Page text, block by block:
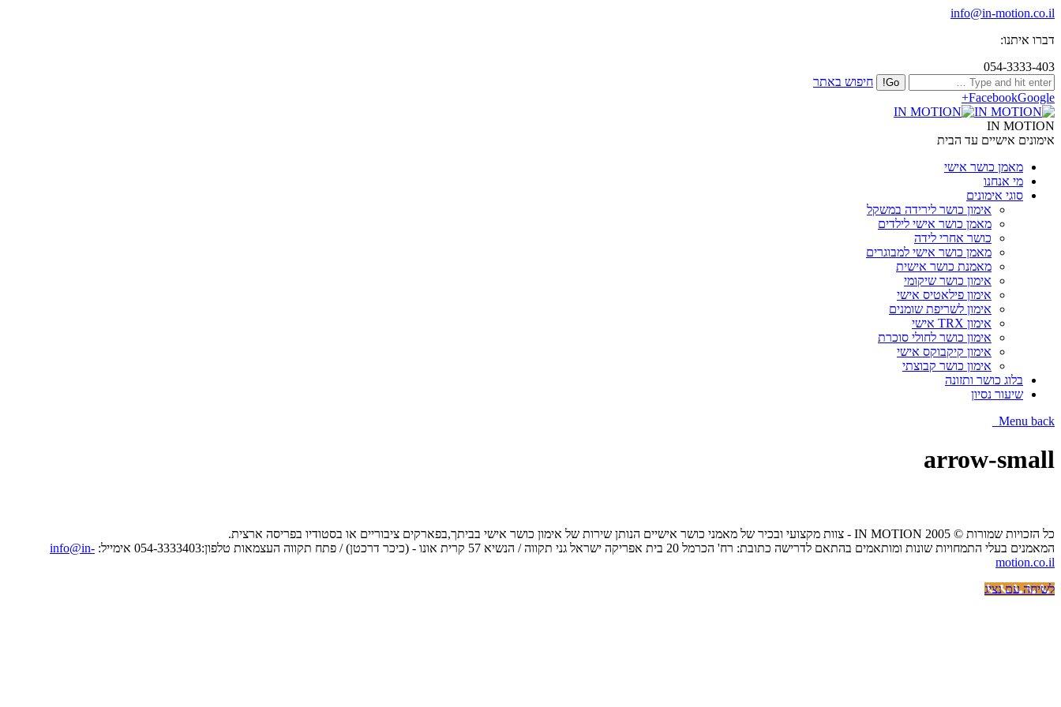
info@in-motion.co.il
דברו איתנו:
054-3333-403
חיפוש באתר
FacebookGoogle+
IN MOTION
אימונים אישיים עד הבית
מאמן כושר אישי
מי אנחנו
סוגי אימונים
אימון כושר לירידה במשקל
מאמן כושר אישי לילדים
כושר אחרי לידה
מאמן כושר אישי למבוגרים
מאמנת כושר אישית
אימון כושר שיקומי
אימון פילאטיס אישי
אימון לשריפת שומנים
אימון TRX אישי
אימון כושר לחולי סוכרת
אימון קיקבוקס אישי
אימון כושר קבוצתי
בלוג כושר ותזונה
שיעור נסיון
Menu back
arrow-small
כל הזכויות שמורות © IN MOTION 2005 - צוות מקצועי ובכיר של מאמני כושר אישיים הנותן שירות של אימון כושר אישי בביתך,בפארקים ציבוריים או בסטודיו בפריסה ארצית.
המאמנים בעלי התמחויות שונות ומותאמים בהתאם לדרישה כתובת: רח' הכרמל 20 בית אפריקה ישראל גני תקווה / הנשיא 57 קרית אונו - (כיכר דרכטן) / פתח תקווה העצמאות טלפון:054-3333403 אימייל:
info@in-
motion.co.il
לשיחה עם נציג